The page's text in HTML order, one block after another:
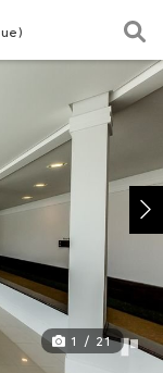
1 / 21